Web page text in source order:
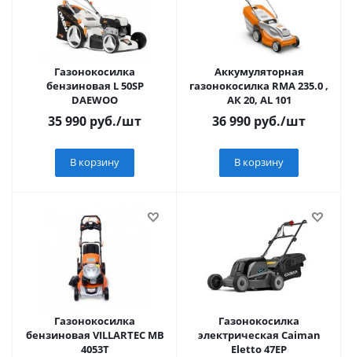
Газонокосилка
бензиновая L 50SP
DAEWOO
35 990 руб./шт
В корзину
Аккумуляторная
газонокосилка RMA 235.0 ,
АК 20, AL 101
36 990 руб./шт
В корзину
Газонокосилка
бензиновая VILLARTEC MB
4053T
Газонокосилка
электрическая Caiman
Eletto 47EP